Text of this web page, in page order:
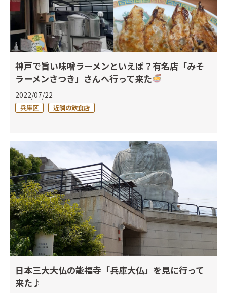
神戸で旨い味噌ラーメンといえば？有名店「みそ
ラーメンさつき」さんへ行って来た
2022/07/22
兵庫区 近隣の飲食店
日本三大大仏の能福寺「兵庫大仏」を見に行って
来た♪